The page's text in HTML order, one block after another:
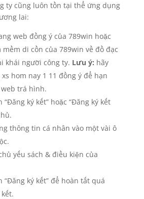
ty cũng luôn tồn tại thể ứng dụng
lai:
web đồng ý của 789win hoặc
di cồn của 789win về đồ đạc
khái người công ty. Lưu ý: hãy
hom nay 1 11 đồng ý để hạn
trá hình.
ký kết” hoặc “Đăng ký kết
thông tin cá nhân vào một vài ô
yếu sách & điều kiện của
“Đăng ký kết” để hoàn tất quá